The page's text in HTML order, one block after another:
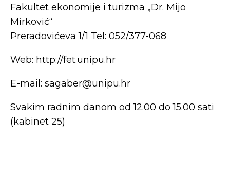
Fakultet ekonomije i turizma „Dr. Mijo
Mirković“
Preradovićeva 1/1 Tel: 052/377-068
Web: http://fet.unipu.hr
E-mail: sagaber@unipu.hr
Svakim radnim danom od 12.00 do 15.00 sati
(kabinet 25)